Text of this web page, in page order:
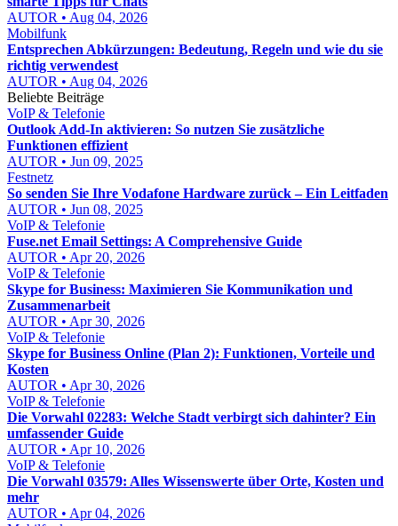
AUTOR • Aug 04, 2026
Mobilfunk
Entsprechen Abkürzungen: Bedeutung, Regeln und wie du sie
richtig verwendest
AUTOR • Aug 04, 2026
Beliebte Beiträge
VoIP & Telefonie
Outlook Add-In aktivieren: So nutzen Sie zusätzliche
Funktionen effizient
AUTOR • Jun 09, 2025
Festnetz
So senden Sie Ihre Vodafone Hardware zurück – Ein Leitfaden
AUTOR • Jun 08, 2025
VoIP & Telefonie
Fuse.net Email Settings: A Comprehensive Guide
AUTOR • Apr 20, 2026
VoIP & Telefonie
Skype for Business: Maximieren Sie Kommunikation und
Zusammenarbeit
AUTOR • Apr 30, 2026
VoIP & Telefonie
Skype for Business Online (Plan 2): Funktionen, Vorteile und
Kosten
AUTOR • Apr 30, 2026
VoIP & Telefonie
Die Vorwahl 02283: Welche Stadt verbirgt sich dahinter? Ein
umfassender Guide
AUTOR • Apr 10, 2026
VoIP & Telefonie
Die Vorwahl 03579: Alles Wissenswerte über Orte, Kosten und
mehr
AUTOR • Apr 04, 2026